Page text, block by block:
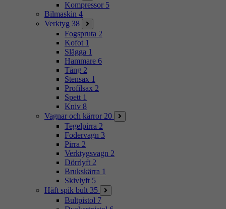
Kompressor 5
Bilmaskin 4
Verktyg 38
Fogspruta 2
Kofot 1
Slägga 1
Hammare 6
Tång 2
Stensax 1
Profilsax 2
Spett 1
Kniv 8
Vagnar och kärror 20
Tegelpirra 2
Fodervagn 3
Pirra 2
Verktygsvagn 2
Dörrlyft 2
Brukskärra 1
Skivlyft 5
Häft spik bult 35
Bultpistol 7